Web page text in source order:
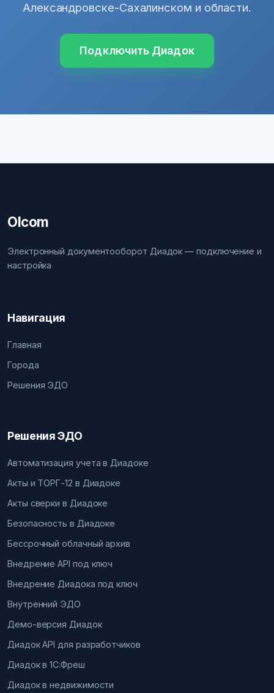
Александровске-Сахалинском и области.
Подключить Диадок
Olcom
Электронный документооборот Диадок — подключение и
настройка
Навигация
Главная
Города
Решения ЭДО
Решения ЭДО
Автоматизация учета в Диадоке
Акты и ТОРГ-12 в Диадоке
Акты сверки в Диадоке
Безопасность в Диадоке
Бессрочный облачный архив
Внедрение API под ключ
Внедрение Диадока под ключ
Внутренний ЭДО
Демо-версия Диадок
Диадок API для разработчиков
Диадок в 1С:Фреш
Диадок в недвижимости